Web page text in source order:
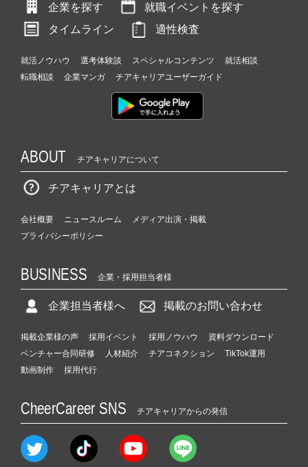
企業を探す
就職イベントを探す
タイムライン
適性検査
就活ノウハウ 選考体験談 スペシャルコンテンツ
就活相談
転職相談
企業マンガ チアキャリアユーザーガイド
ABOUT チアキャリアについて
チアキャリアとは
会社概要 ニュースルーム
メディア出演・掲載
プライバシーポリシー
BUSINESS 企業・採用担当者様
企業担当者様へ 掲載のお問い合わせ
掲載企業様の声 採用イベント 採用ノウハウ
資料ダウンロード
ベンチャー合同研修
人材紹介 チアコネクション
TikTok運用
動画制作
採用代行
CheerCareer SNS チアキャリアからの発信